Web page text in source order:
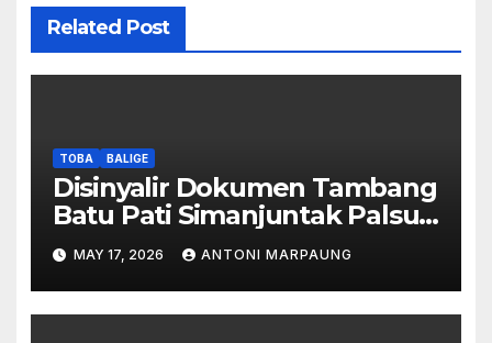
Related Post
TOBA BALIGE
Disinyalir Dokumen Tambang
Batu Pati Simanjuntak Palsu –
Jerry Manurung : Tambang
Tidak Berada Di DTA –
Frengki Pardede : Kami Tidak
Miliki Peta DTA – Tanda
MAY 17, 2026 ANTONI MARPAUNG